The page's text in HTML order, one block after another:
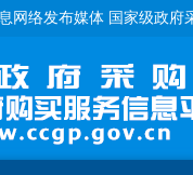
网络发布媒体 国家级政府